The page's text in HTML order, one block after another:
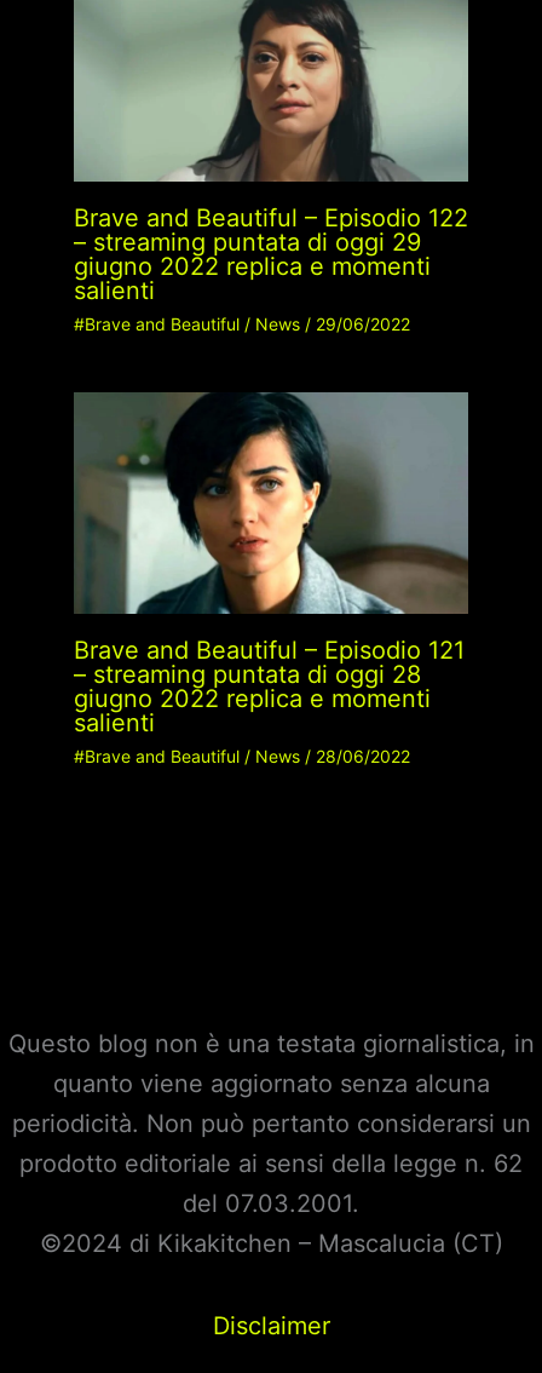
Brave and Beautiful – Episodio 122
– streaming puntata di oggi 29
giugno 2022 replica e momenti
salienti
#Brave and Beautiful/ News/ 29/06/2022
Brave and Beautiful – Episodio 121
– streaming puntata di oggi 28
giugno 2022 replica e momenti
salienti
#Brave and Beautiful/ News/ 28/06/2022
Questo blog non è una testata giornalistica, in
quanto viene aggiornato senza alcuna
periodicità. Non può pertanto considerarsi un
prodotto editoriale ai sensi della legge n. 62
del 07.03.2001.
©2024 di Kikakitchen – Mascalucia (CT)
Disclaimer